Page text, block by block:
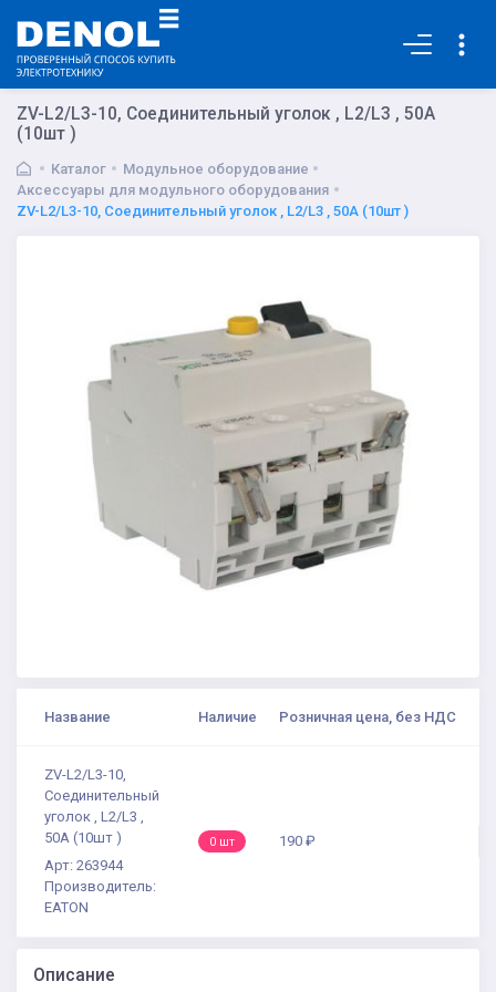
ZV-L2/L3-10, Соединительный уголок , L2/L3 , 50А
(10шт )
Каталог
Модульное оборудование
Аксессуары для модульного оборудования
ZV-L2/L3-10, Соединительный уголок , L2/L3 , 50А (10шт )
Название Наличие Розничная цена, без НДС
ZV-L2/L3-10,
Соединительный
уголок , L2/L3 ,
50А (10шт )
Арт: 263944
Производитель:
EATON
0 шт 190 ₽
Описание